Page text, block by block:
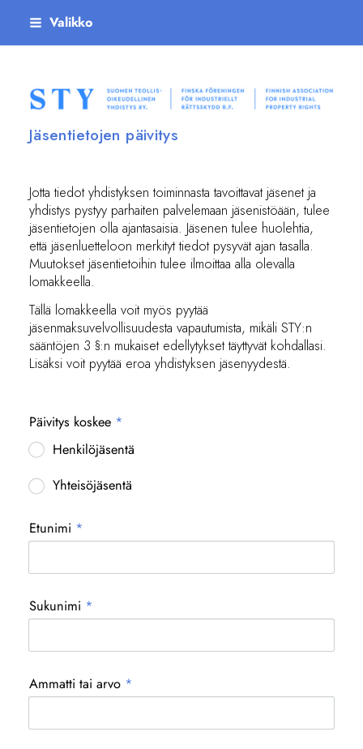
Siirry
Valikko
Suomen teollisoikeudellinen yhdistys ry
Jäsentietojen päivitys
Jotta tiedot yhdistyksen toiminnasta tavoittavat jäsenet ja
yhdistys pystyy parhaiten palvelemaan jäsenistöään, tulee
jäsentietojen olla ajantasaisia. Jäsenen tulee huolehtia,
että jäsenluetteloon merkityt tiedot pysyvät ajan tasalla.
Muutokset jäsentietoihin tulee ilmoittaa alla olevalla
lomakkeella.
Tällä lomakkeella voit myös pyytää
jäsenmaksuvelvollisuudesta vapautumista, mikäli STY:n
sääntöjen 3 §:n mukaiset edellytykset täyttyvät kohdallasi.
Lisäksi voit pyytää eroa yhdistyksen jäsenyydestä.
Päivitys koskee*
Henkilöjäsentä
Yhteisöjäsentä
Etunimi *
Sukunimi *
Ammatti tai arvo *